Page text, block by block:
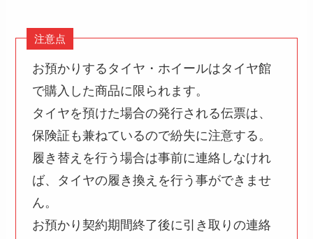
注意点
お預かりするタイヤ・ホイールはタイヤ館
で購入した商品に限られます。
タイヤを預けた場合の発行される伝票は、
保険証も兼ねているので紛失に注意する。
履き替えを行う場合は事前に連絡しなけれ
ば、タイヤの履き換えを行う事ができませ
ん。
お預かり契約期間終了後に引き取りの連絡